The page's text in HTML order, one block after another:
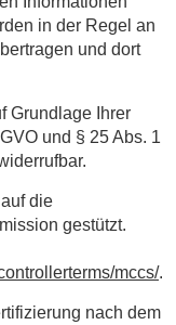
in der Regel an
und dort
Grundlage Ihrer
und § 25 Abs. 1
die
gestützt.
mccs/.
nach dem